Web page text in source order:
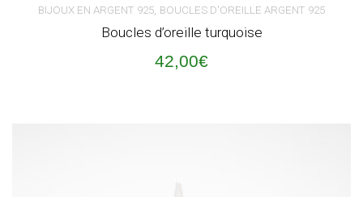
BIJOUX EN ARGENT 925, BOUCLES D'OREILLE ARGENT 925
Boucles d’oreille turquoise
42,00€